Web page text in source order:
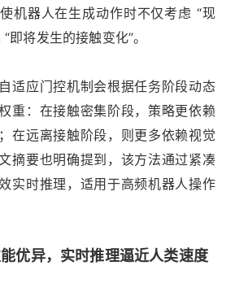
机器人在生成动作时不仅考虑 “现
即将发生的接触变化”。
适应门控机制会根据任务阶段动态
重：在接触密集阶段，策略更依赖
在远离接触阶段，则更多依赖视觉
摘要也明确提到，该方法通过紧凑
实时推理，适用于高频机器人操作
优异，实时推理逼近人类速度